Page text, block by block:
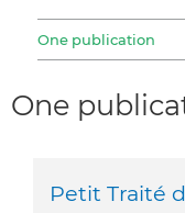
One publication
One
Petit Traité